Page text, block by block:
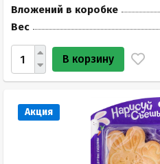
Вложений в коробке
Вес
В корзину
Акция